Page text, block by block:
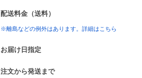
配送料金（送料）
※離島などの例外はあります。詳細はこちら
お届け日指定
注文から発送まで